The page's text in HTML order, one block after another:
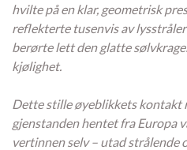
hvilte på en klar, geometrisk
reflekterte tusenvis av
berørte lett den glatte
kjølighet.
Dette stille øyeblikkets kontakt
gjenstanden hentet fra Europa
vertinnen selv – utad strålende